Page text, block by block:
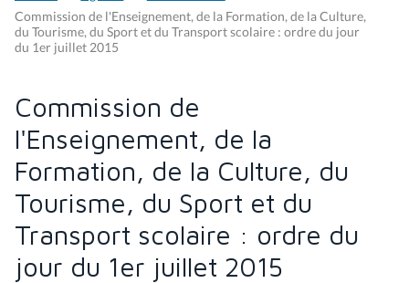
Commission de l'Enseignement, de la Formation, de la Culture,
du Tourisme, du Sport et du Transport scolaire : ordre du jour
du 1er juillet 2015
Commission de
l'Enseignement, de la
Formation, de la Culture, du
Tourisme, du Sport et du
Transport scolaire : ordre du
jour du 1er juillet 2015